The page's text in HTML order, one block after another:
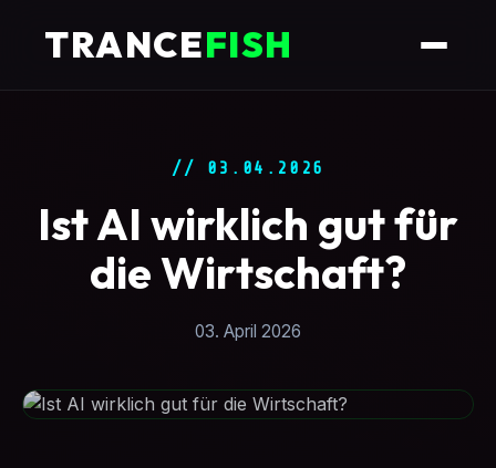
TRANCEFISH
// 03.04.2026
Ist AI wirklich gut für
die Wirtschaft?
03. April 2026